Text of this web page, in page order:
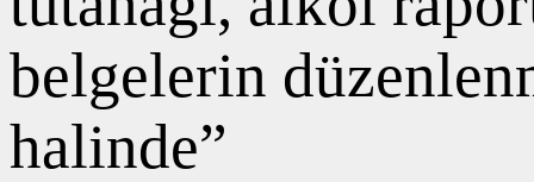
belgelerin
halinde”